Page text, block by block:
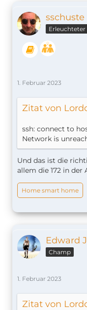
sschuste
Erleuchteter
1. Februar 2023
Zitat von
ssh: connect to
Network is
Und das ist die
allem die 172 in der
Home smart home
Edward
Champ
1. Februar 2023
Zitat von